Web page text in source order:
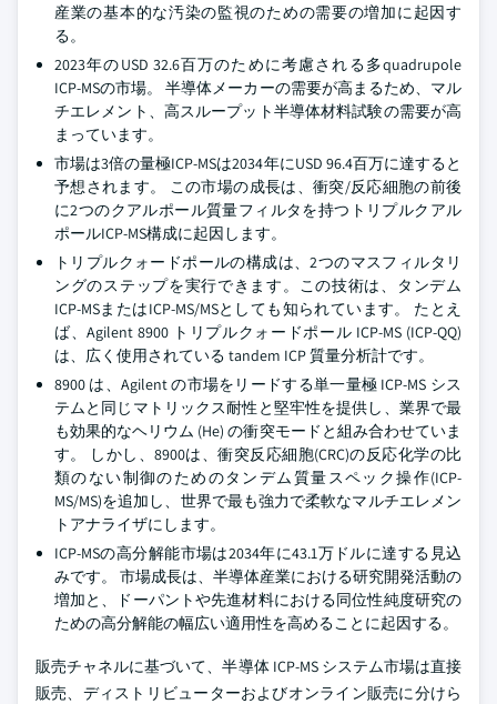
産業の基本的な汚染の監視のための需要の増加に起因す
る。
2023年のUSD 32.6百万のために考慮される多quadrupole
ICP-MSの市場。 半導体メーカーの需要が高まるため、マル
チエレメント、高スループット半導体材料試験の需要が高
まっています。
市場は3倍の量極ICP-MSは2034年にUSD 96.4百万に達すると
予想されます。 この市場の成長は、衝突/反応細胞の前後
に2つのクアルポール質量フィルタを持つトリプルクアル
ポールICP-MS構成に起因します。
トリプルクォードポールの構成は、2つのマスフィルタリ
ングのステップを実行できます。この技術は、タンデム
ICP-MSまたはICP-MS/MSとしても知られています。 たとえ
ば、Agilent 8900 トリプルクォードポール ICP-MS (ICP-QQ)
は、広く使用されている tandem ICP 質量分析計です。
8900 は、Agilent の市場をリードする単一量極 ICP-MS シス
テムと同じマトリックス耐性と堅牢性を提供し、業界で最
も効果的なヘリウム (He) の衝突モードと組み合わせていま
す。 しかし、8900は、衝突反応細胞(CRC)の反応化学の比
類のない制御のためのタンデム質量スペック操作(ICP-
MS/MS)を追加し、世界で最も強力で柔軟なマルチエレメン
トアナライザにします。
ICP-MSの高分解能市場は2034年に43.1万ドルに達する見込
みです。 市場成長は、半導体産業における研究開発活動の
増加と、ドーパントや先進材料における同位性純度研究の
ための高分解能の幅広い適用性を高めることに起因する。
販売チャネルに基づいて、半導体 ICP-MS システム市場は直接
販売、ディストリビューターおよびオンライン販売に分けら